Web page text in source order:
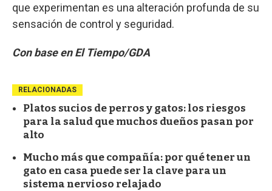
que experimentan es una alteración profunda de su
sensación de control y seguridad.
Con base en El Tiempo/GDA
RELACIONADAS
Platos sucios de perros y gatos: los riesgos
para la salud que muchos dueños pasan por
alto
Mucho más que compañía: por qué tener un
gato en casa puede ser la clave para un
sistema nervioso relajado